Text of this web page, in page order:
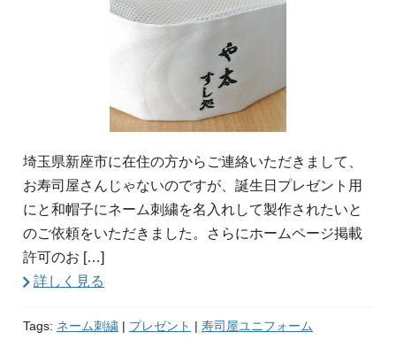
埼玉県新座市に在住の方からご連絡いただきまして、
お寿司屋さんじゃないのですが、誕生日プレゼント用
にと和帽子にネーム刺繍を名入れして製作されたいと
のご依頼をいただきました。さらにホームページ掲載
許可のお […]
詳しく見る
Tags: ネーム刺繍 | プレゼント | 寿司屋ユニフォーム